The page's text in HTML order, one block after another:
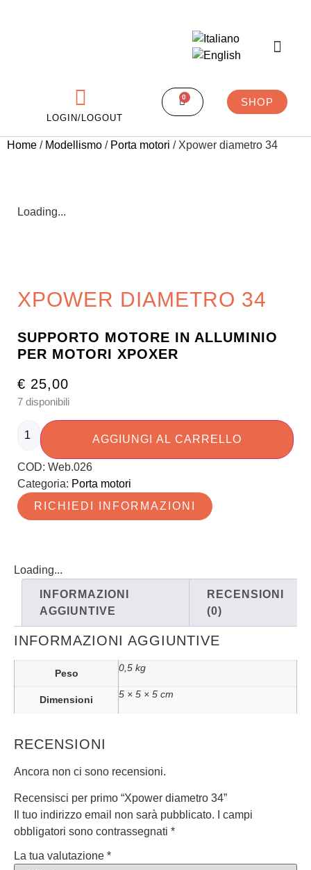
LOGIN/LOGOUT
0 SHOP
Home / Modellismo / Porta motori / Xpower diametro 34
Loading...
XPOWER DIAMETRO 34
SUPPORTO MOTORE IN ALLUMINIO
PER MOTORI XPOXER
€ 25,00
7 disponibili
AGGIUNGI AL CARRELLO
COD: Web.026
Categoria: Porta motori
RICHIEDI INFORMAZIONI
Loading...
INFORMAZIONI
AGGIUNTIVE
RECENSIONI
(0)
INFORMAZIONI AGGIUNTIVE
Peso 0,5 kg
Dimensioni 5 × 5 × 5 cm
RECENSIONI
Ancora non ci sono recensioni.
Recensisci per primo “Xpower diametro 34”
Il tuo indirizzo email non sarà pubblicato.
I campi
obbligatori sono contrassegnati *
La tua valutazione *